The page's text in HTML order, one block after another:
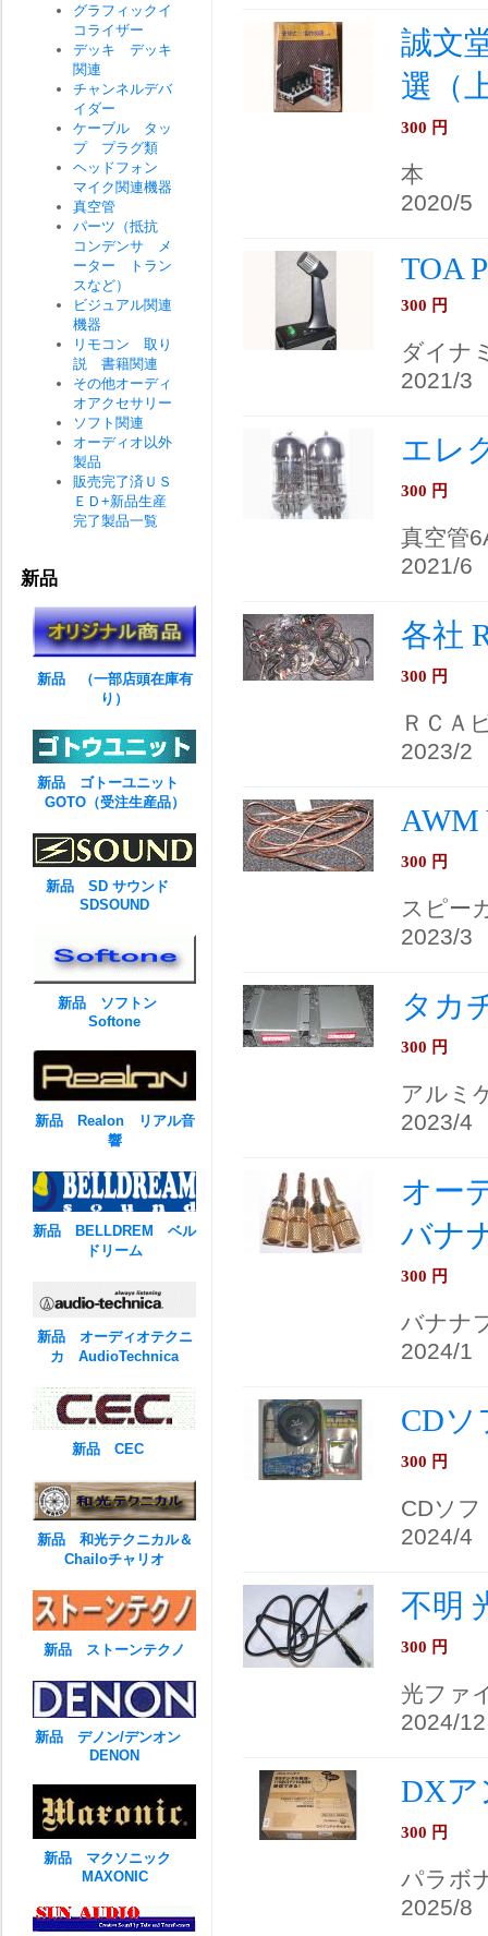
誠文
選（
300 円
本
2020/5
TOA
300 円
ダイナ
2021/3
エレ
300 円
真空管
2021/6
各社
300 円
ＲＣＡ
2023/2
AWM
300 円
スピー
2023/3
タカ
300 円
アルミ
2023/4
オー
バナ
300 円
バナナ
2024/1
CD
300 円
CDソ
2024/4
不明
300 円
光ファ
2024/12
DXア
300 円
パラボ
2025/8
グラフィックイ
コライザー
デッキ デッキ
関連
チャンネルデバ
イダー
ケーブル タッ
プ プラグ類
ヘッドフォン
マイク関連機器
真空管
パーツ（抵抗
コンデンサ メ
ーター トラン
スなど）
ビジュアル関連
機器
リモコン 取り
説 書籍関連
その他オーディ
オアクセサリー
ソフト関連
オーディオ以外
製品
販売完了済ＵＳ
ＥＤ+新品生産
完了製品一覧
新品
新品 （一部店頭在庫有
り）
新品 ゴトーユニット
GOTO（受注生産品）
新品 SD サウンド
SDSOUND
新品 ソフトン
Softone
新品 Realon リアル音
響
新品 BELLDREM ベル
ドリーム
新品 オーディオテクニ
カ AudioTechnica
新品 CEC
新品 和光テクニカル＆
Chailoチャリオ
新品 ストーンテクノ
新品 デノン/デンオン
DENON
新品 マクソニック
MAXONIC